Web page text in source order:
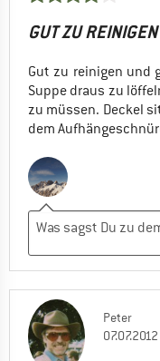
GUT ZU
Gut zu reinigen und
Suppe draus zu
zu müssen. Deckel
dem
Peter
07.07.2012